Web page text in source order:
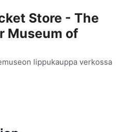
Store - The
Museum of
lippukauppa verkossa